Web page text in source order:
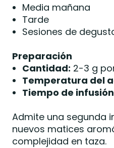
Media mañana
Tarde
Sesiones de
Preparación
Cantidad: 2-3 g
Temperatura del
Tiempo de
Admite una segunda
nuevos matices
complejidad en taza.